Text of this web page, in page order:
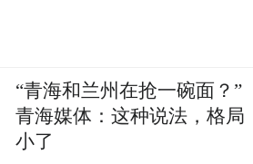
“青海和兰州在抢一碗面？”
青海媒体：这种说法，格局
小了